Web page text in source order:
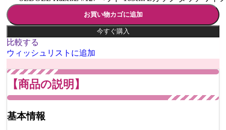
お買い物カゴに追加
今すぐ購入
比較する
ウィッシュリストに追加
【商品の説明】
基本情報